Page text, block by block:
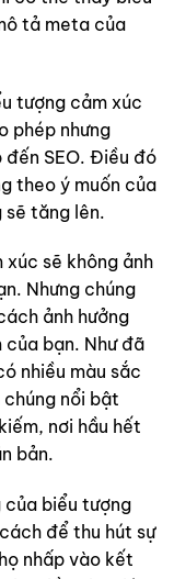
tả meta của
tượng cảm xúc
phép nhưng
đến SEO. Điều đó
theo ý muốn của
sẽ tăng lên.
sẽ không ảnh
Nhưng chúng
ảnh hưởng
bạn. Như đã
nhiều màu sắc
nổi bật
nơi hầu hết
bản.
của biểu tượng
để thu hút sự
nhấp vào kết